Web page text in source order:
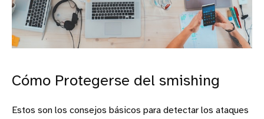
Cómo Protegerse del smishing
Estos son los consejos básicos para detectar los ataques